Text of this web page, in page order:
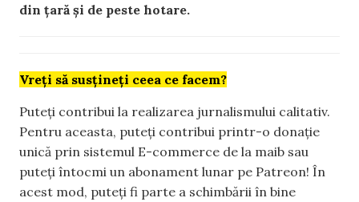
din țară și de peste hotare.
Vreți să susțineți ceea ce facem?
Puteți contribui la realizarea jurnalismului calitativ.
Pentru aceasta, puteți contribui printr-o donație
unică prin sistemul E-commerce de la maib sau
puteți întocmi un abonament lunar pe Patreon! În
acest mod, puteți fi parte a schimbării în bine